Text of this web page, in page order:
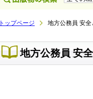
トップページ 地方公務員 安全
地方公務員 安